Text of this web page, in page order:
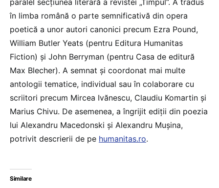
paralel secțiunea literară a revistei „Timpul”. A tradus
în limba română o parte semnificativă din opera
poetică a unor autori canonici precum Ezra Pound,
William Butler Yeats (pentru Editura Humanitas
Fiction) și John Berryman (pentru Casa de editură
Max Blecher). A semnat și coordonat mai multe
antologii tematice, individual sau în colaborare cu
scriitori precum Mircea Ivănescu, Claudiu Komartin și
Marius Chivu. De asemenea, a îngrijit ediții din poezia
lui Alexandru Macedonski și Alexandru Mușina,
potrivit descrierii de pe humanitas.ro.
Similare